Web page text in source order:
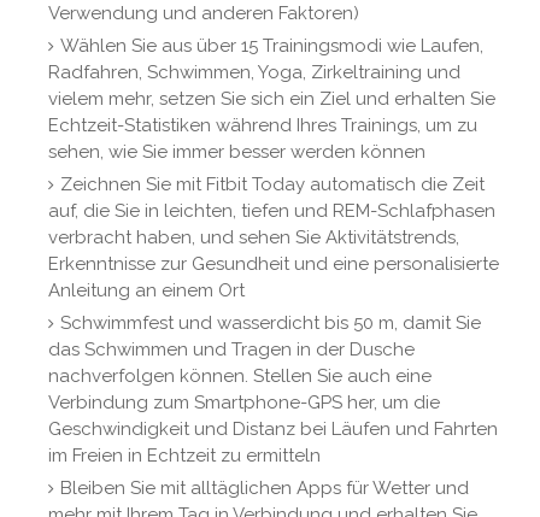
Verwendung und anderen Faktoren)
Wählen Sie aus über 15 Trainingsmodi wie Laufen,
Radfahren, Schwimmen, Yoga, Zirkeltraining und
vielem mehr, setzen Sie sich ein Ziel und erhalten Sie
Echtzeit-Statistiken während Ihres Trainings, um zu
sehen, wie Sie immer besser werden können
Zeichnen Sie mit Fitbit Today automatisch die Zeit
auf, die Sie in leichten, tiefen und REM-Schlafphasen
verbracht haben, und sehen Sie Aktivitätstrends,
Erkenntnisse zur Gesundheit und eine personalisierte
Anleitung an einem Ort
Schwimmfest und wasserdicht bis 50 m, damit Sie
das Schwimmen und Tragen in der Dusche
nachverfolgen können. Stellen Sie auch eine
Verbindung zum Smartphone-GPS her, um die
Geschwindigkeit und Distanz bei Läufen und Fahrten
im Freien in Echtzeit zu ermitteln
Bleiben Sie mit alltäglichen Apps für Wetter und